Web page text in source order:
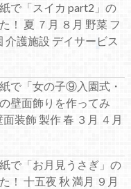
で「スイカ part2」の
！ 夏 ７月 ８月 野菜 フ
介護施設 デイサービス
で「女の子⑨入園式・
壁面飾りを作ってみ
装飾 製作 春 ３月 ４月
で「お月見うさぎ」の
！ 十五夜 秋 満月 ９月